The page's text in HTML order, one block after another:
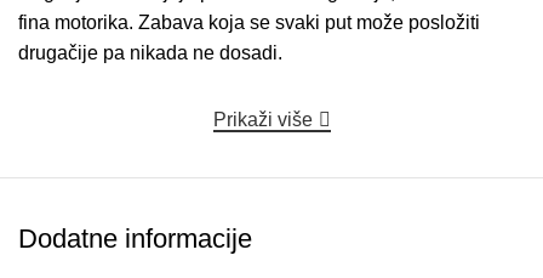
fina motorika. Zabava koja se svaki put može posložiti
drugačije pa nikada ne dosadi.
Prikaži više
Dodatne informacije